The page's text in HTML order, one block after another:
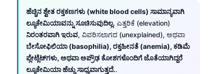
ಹೆಚ್ಚಿನ ಶ್ವೇತ ರಕ್ತಕಣಗಳು (white blood cells) ಸಾಮಾನ್ಯವಾಗಿ
ಲ್ಯೂಕೇಮಿಯಾವನ್ನು ಸೂಚಿಸುವುದಿಲ್ಲ. ಎತ್ತರಿಕೆ (elevation)
ನಿರಂತರವಾಗಿ ಇರುವ, ವಿವರಿಸಲಾಗದ (unexplained), ಅಥವಾ
ಬೇಸೋಫಿಲಿಯಾ (basophilia), ರಕ್ತಹೀನತೆ (anemia), ಕಡಿಮೆ
ಪ್ಲೇಟ್ಲೆಟ್‌ಗಳು, ಅಥವಾ ಅಪ್ರೌಢ ಕೋಶಗಳೊಂದಿಗೆ ಜೊತೆಯಾಗಿದ್ದರೆ
ಲ್ಯೂಕೇಮಿಯಾ ಹೆಚ್ಚು ಸಾಧ್ಯವಾಗುತ್ತದೆ..